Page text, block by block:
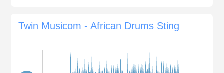
Twin Musicom - African Drums Sting